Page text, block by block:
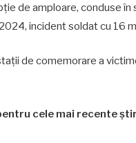
de amploare, conduse
incident soldat cu 16
de comemorare a
cele mai recente